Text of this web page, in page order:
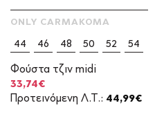
44 46 48 50 52
54
Φούστα τζιν midi
ONLY CARMAKOMA
Original
price
was:
33,74€Η
τρέχουσα
τιμή
Προτεινόμενη Λ.Τ.: 44,99€